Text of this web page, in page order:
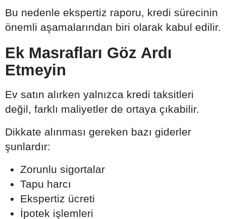
Bu nedenle ekspertiz raporu, kredi sürecinin
önemli aşamalarından biri olarak kabul edilir.
Ek Masrafları Göz Ardı
Etmeyin
Ev satın alırken yalnızca kredi taksitleri
değil, farklı maliyetler de ortaya çıkabilir.
Dikkate alınması gereken bazı giderler
şunlardır:
Zorunlu sigortalar
Tapu harcı
Ekspertiz ücreti
İpotek işlemleri